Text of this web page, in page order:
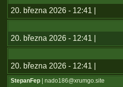
20. března 2026 - 12:41 |
20. března 2026 - 12:41 |
20. března 2026 - 12:41 |
StepanFep | nado186@xrumgo.site